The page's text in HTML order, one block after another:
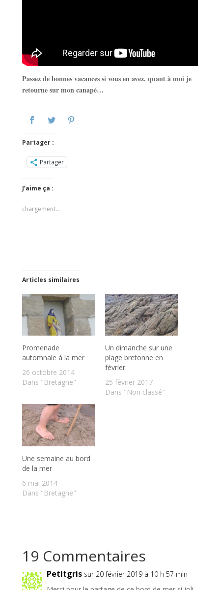
Passez de bonnes vacances si vous en avez, quant à moi je
retourne sur mon canapé…
Partager :
Partager
J’aime ça :
chargement…
Articles similaires
Promenade
automnale à la mer
26 octobre 2014
Dans "Bretagne"
Un dimanche sur une
plage bretonne en
février
25 février 2017
Dans "Non classé"
Une semaine au bord
de la mer
6 mai 2014
Dans "Bretagne"
19 Commentaires
Petitgris sur 20 février 2019 à 10 h 57 min